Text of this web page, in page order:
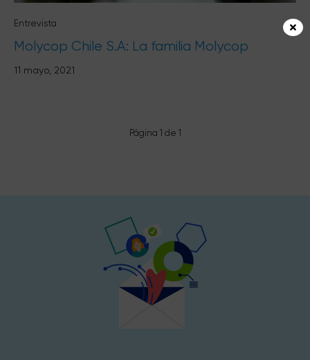
Entrevista
Molycop Chile S.A: La familia Molycop
11 mayo, 2021
Página 1 de 1